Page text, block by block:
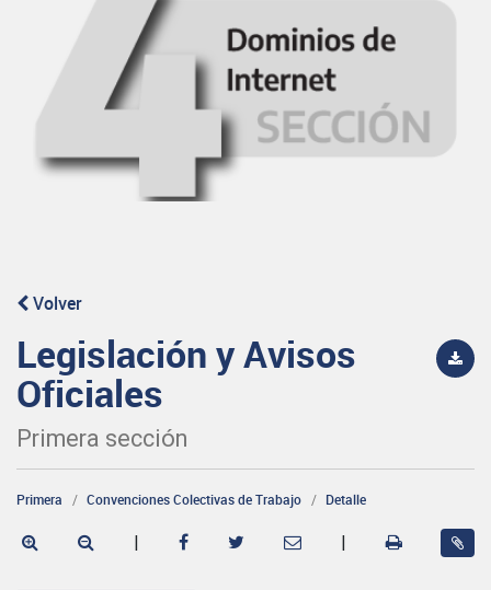
Volver
Legislación y Avisos
Oficiales
Primera sección
Primera Convenciones Colectivas de Trabajo Detalle
| |